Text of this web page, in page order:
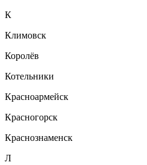
К
Климовск
Королёв
Котельники
Красноармейск
Красногорск
Краснознаменск
Л